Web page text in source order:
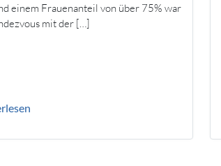
einem Frauenanteil von über 75% war
mit der […]